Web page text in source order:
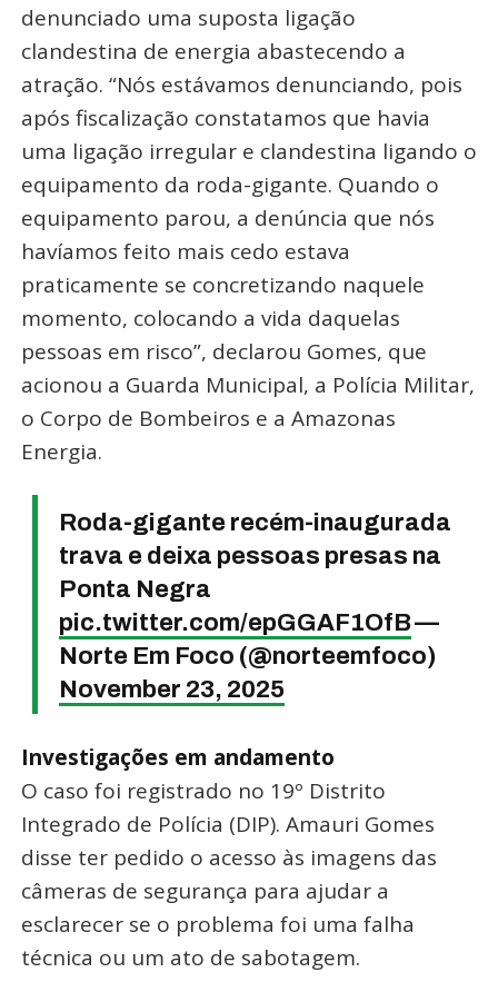
denunciado uma suposta ligação
clandestina de energia abastecendo a
atração. “Nós estávamos denunciando, pois
após fiscalização constatamos que havia
uma ligação irregular e clandestina ligando o
equipamento da roda-gigante. Quando o
equipamento parou, a denúncia que nós
havíamos feito mais cedo estava
praticamente se concretizando naquele
momento, colocando a vida daquelas
pessoas em risco”, declarou Gomes, que
acionou a Guarda Municipal, a Polícia Militar,
o Corpo de Bombeiros e a Amazonas
Energia.
Roda-gigante recém-inaugurada
trava e deixa pessoas presas na
Ponta Negra
pic.twitter.com/epGGAF1OfB—
Norte Em Foco (@norteemfoco)
November 23, 2025
Investigações em andamento
O caso foi registrado no 19º Distrito
Integrado de Polícia (DIP). Amauri Gomes
disse ter pedido o acesso às imagens das
câmeras de segurança para ajudar a
esclarecer se o problema foi uma falha
técnica ou um ato de sabotagem.